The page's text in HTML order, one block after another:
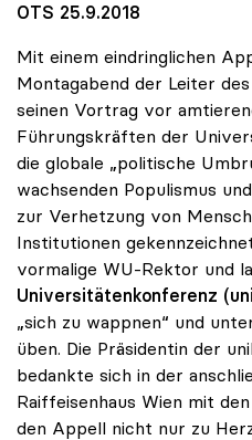
OTS 25.9.2018
Mit einem eindringlichen
Montagabend der Leiter
seinen Vortrag vor
Führungskräften der
die globale „politische
wachsenden Populismus
zur Verhetzung von
Institutionen
vormalige WU-Rektor und
Universitätenkonferenz
„sich zu wappnen“ und
üben. Die Präsidentin der
bedankte sich in der
Raiffeisenhaus Wien mit
den Appell nicht nur zu